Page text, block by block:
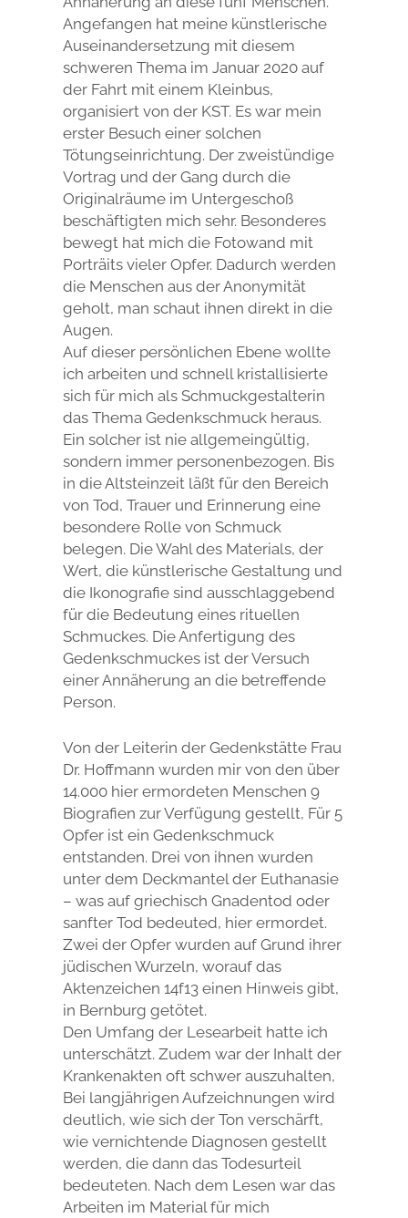
Angefangen hat meine künstlerische
Auseinandersetzung mit diesem
schweren Thema im Januar 2020 auf
der Fahrt mit einem Kleinbus,
organisiert von der KST. Es war mein
erster Besuch einer solchen
Tötungseinrichtung. Der zweistündige
Vortrag und der Gang durch die
Originalräume im Untergeschoß
beschäftigten mich sehr. Besonderes
bewegt hat mich die Fotowand mit
Porträits vieler Opfer. Dadurch werden
die Menschen aus der Anonymität
geholt, man schaut ihnen direkt in die
Augen.
Auf dieser persönlichen Ebene wollte
ich arbeiten und schnell kristallisierte
sich für mich als Schmuckgestalterin
das Thema Gedenkschmuck heraus.
Ein solcher ist nie allgemeingültig,
sondern immer personenbezogen. Bis
in die Altsteinzeit läßt für den Bereich
von Tod, Trauer und Erinnerung eine
besondere Rolle von Schmuck
belegen. Die Wahl des Materials, der
Wert, die künstlerische Gestaltung und
die Ikonografie sind ausschlaggebend
für die Bedeutung eines rituellen
Schmuckes. Die Anfertigung des
Gedenkschmuckes ist der Versuch
einer Annäherung an die betreffende
Person.
Von der Leiterin der Gedenkstätte Frau
Dr. Hoffmann wurden mir von den über
14.000 hier ermordeten Menschen 9
Biografien zur Verfügung gestellt, Für 5
Opfer ist ein Gedenkschmuck
entstanden. Drei von ihnen wurden
unter dem Deckmantel der Euthanasie
– was auf griechisch Gnadentod oder
sanfter Tod bedeuted, hier ermordet.
Zwei der Opfer wurden auf Grund ihrer
jüdischen Wurzeln, worauf das
Aktenzeichen 14f13 einen Hinweis gibt,
in Bernburg getötet.
Den Umfang der Lesearbeit hatte ich
unterschätzt. Zudem war der Inhalt der
Krankenakten oft schwer auszuhalten,
Bei langjährigen Aufzeichnungen wird
deutlich, wie sich der Ton verschärft,
wie vernichtende Diagnosen gestellt
werden, die dann das Todesurteil
bedeuteten. Nach dem Lesen war das
Arbeiten im Material für mich